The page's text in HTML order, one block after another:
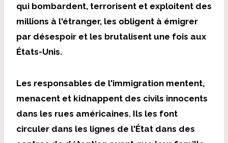
qui bombardent, terrorisent et exploitent des
millions à l'étranger, les obligent à émigrer
par désespoir et les brutalisent une fois aux
États-Unis.
Les responsables de l'immigration mentent,
menacent et kidnappent des civils innocents
dans les rues américaines. Ils les font
circuler dans les lignes de l'État dans des